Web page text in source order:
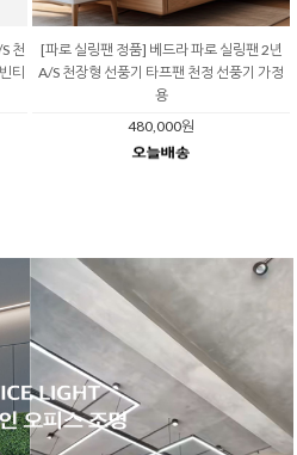
천
티
[파로 실링팬 정품] 베드라 파로 실링팬 2년
A/S 천장형 선풍기 타프팬 천정 선풍기 가정
용
480,000원